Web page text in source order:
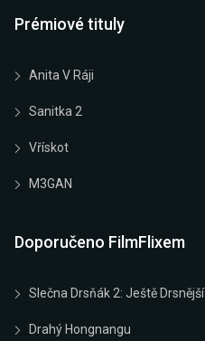
Prémiové tituly
Anita V Ráji
Sanitka 2
Vřískot
M3GAN
Doporučeno FilmFlixem
Slečna Drsňák 2: Ještě Drsnější
Drahý Hongnangu